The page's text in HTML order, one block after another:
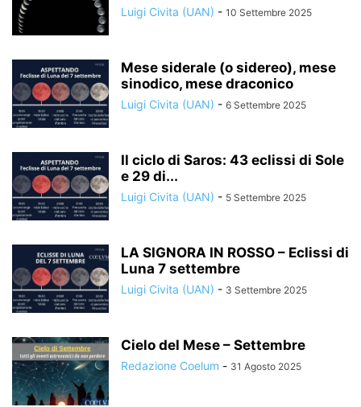
Luigi Civita (UAN) - 10 Settembre 2025
Mese siderale (o sidereo), mese
sinodico, mese draconico
Luigi Civita (UAN) - 6 Settembre 2025
Il ciclo di Saros: 43 eclissi di Sole
e 29 di...
Luigi Civita (UAN) - 5 Settembre 2025
LA SIGNORA IN ROSSO – Eclissi di
Luna 7 settembre
Luigi Civita (UAN) - 3 Settembre 2025
Cielo del Mese – Settembre
Redazione Coelum - 31 Agosto 2025